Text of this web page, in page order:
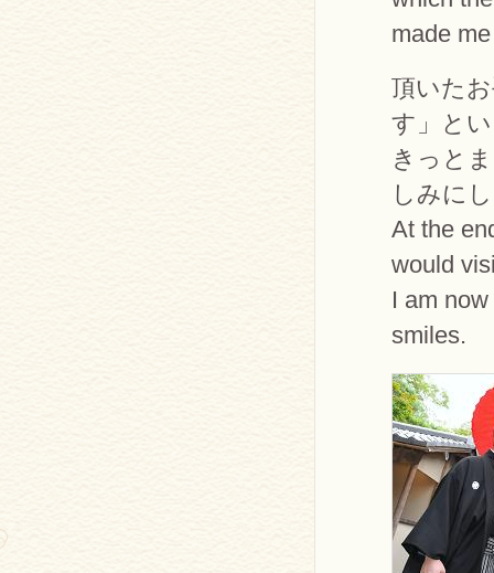
made
頂いた
す」と
きっと
しみに
At the
would
I am
smiles.